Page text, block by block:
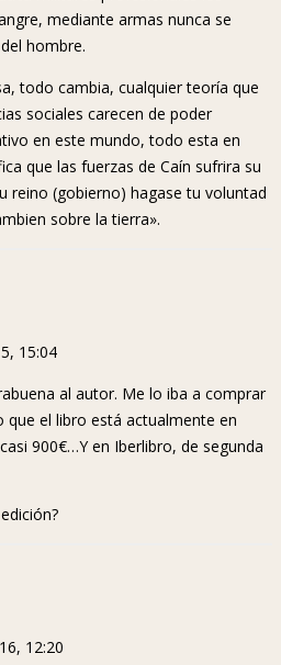
mediante armas nunca se
hombre.
todo cambia, cualquier teoría que
sociales carecen de poder
en este mundo, todo esta en
que las fuerzas de Caín sufrira su
reino (gobierno) hagase tu voluntad
sobre la tierra».
15:04
al autor. Me lo iba a comprar
que el libro está actualmente en
900€…Y en Iberlibro, de segunda
12:20